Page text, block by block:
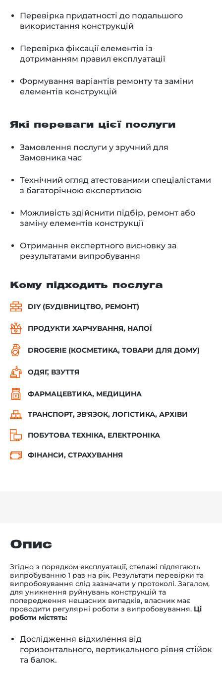
Перевірка придатності до подальшого
використання конструкцій
Перевірка фіксації елементів із
дотриманням правил експлуатації
Формування варіантів ремонту та заміни
елементів конструкцій
Які переваги цієї послуги
Замовлення послуги у зручний для
Замовника час
Технічний огляд атестованими спеціалістами
з багаторічною експертизою
Можливість здійснити підбір, ремонт або
заміну елементів конструкції
Отримання експертного висновку за
результатами випробування
Кому підходить послуга
DIY (БУДІВНИЦТВО, РЕМОНТ)
ПРОДУКТИ ХАРЧУВАННЯ, НАПОЇ
DROGERIE (КОСМЕТИКА, ТОВАРИ ДЛЯ ДОМУ)
ОДЯГ, ВЗУТТЯ
ФАРМАЦЕВТИКА, МЕДИЦИНА
ТРАНСПОРТ, ЗВ'ЯЗОК, ЛОГІСТИКА, АРХІВИ
ПОБУТОВА ТЕХНІКА, ЕЛЕКТРОНІКА
ФІНАНСИ, СТРАХУВАННЯ
Опис
Згідно з порядком експлуатації, стелажі підлягають
випробуванню 1 раз на рік. Результати перевірки та
випробовування слід зазначати у протоколі. Загалом,
для уникнення руйнувань конструкцій та
попередження нещасних випадків, власник має
проводити регулярні роботи з випробовування. Ці
роботи містять:
Дослідження відхилення від
горизонтального, вертикального рівня стійок
та балок.